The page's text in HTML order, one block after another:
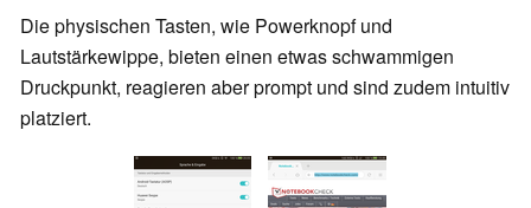
Die physischen Tasten, wie Powerknopf und
Lautstärkewippe, bieten einen etwas schwammigen
Druckpunkt, reagieren aber prompt und sind zudem intuitiv
platziert.